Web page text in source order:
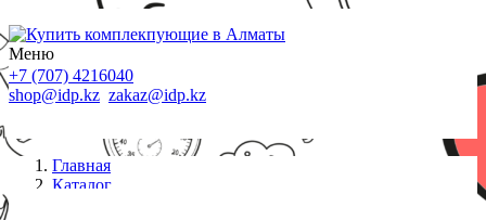
Меню
+7 (707) 4216040
shop@idp.kz zakaz@idp.kz
Главная
Каталог